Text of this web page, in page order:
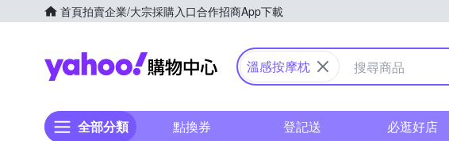
首頁拍賣企業/大宗採購入口合作招商App下載
Yahoo購物中心
溫感按摩枕
全部分類 點換券 登記送 必逛好店